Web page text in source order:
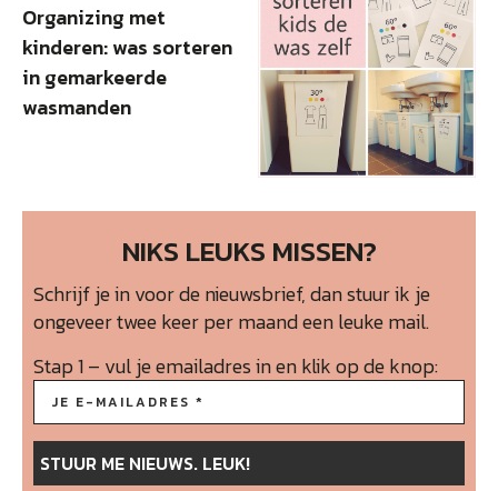
Organizing met
kinderen: was sorteren
in gemarkeerde
wasmanden
NIKS LEUKS MISSEN?
Schrijf je in voor de nieuwsbrief, dan stuur ik je
ongeveer twee keer per maand een leuke mail.
Stap 1 – vul je emailadres in en klik op de knop: